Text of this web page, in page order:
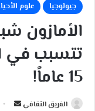
جيولوجيا علوم
الأمازون
تتسبب في
15 عاماً!
الفريق الثقافي